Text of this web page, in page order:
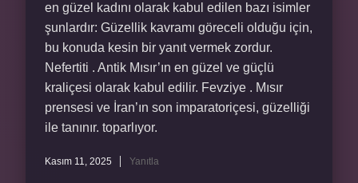
en güzel kadını olarak kabul edilen bazı isimler
şunlardır: Güzellik kavramı göreceli olduğu için,
bu konuda kesin bir yanıt vermek zordur.
Nefertiti . Antik Mısır’ın en güzel ve güçlü
kraliçesi olarak kabul edilir. Fevziye . Mısır
prensesi ve İran’ın son imparatoriçesi, güzelliği
ile tanınır. toparlıyor.
Kasım 11, 2025 Yanıtla